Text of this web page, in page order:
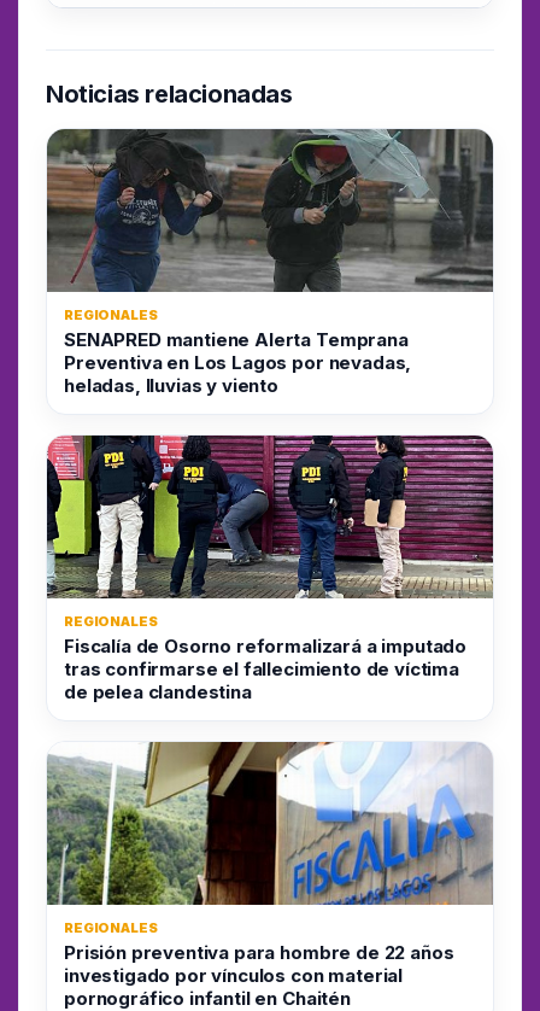
Noticias relacionadas
REGIONALES
SENAPRED mantiene Alerta Temprana
Preventiva en Los Lagos por nevadas,
heladas, lluvias y viento
REGIONALES
Fiscalía de Osorno reformalizará a imputado
tras confirmarse el fallecimiento de víctima
de pelea clandestina
REGIONALES
Prisión preventiva para hombre de 22 años
investigado por vínculos con material
pornográfico infantil en Chaitén